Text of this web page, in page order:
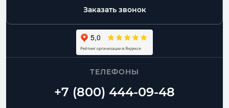
Заказать звонок
ТЕЛЕФОНЫ